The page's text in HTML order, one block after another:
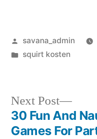
savana_admin
squirt kosten
Next Post
30 Fun And
Games For